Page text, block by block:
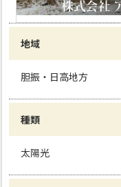
地域
胆振・日高地方
種類
太陽光